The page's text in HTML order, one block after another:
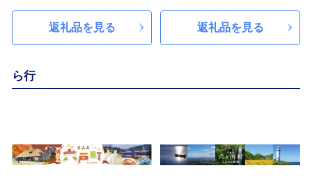
慢で、漁業ではホタテをはじめ、
地域団体商標に登録された「横浜
か、畜産を含めた多くの農産物、
ィバル」には多くの観光客が訪れ
ます。
返礼品を見る
半農半漁の村として自然と共生
し、「海と人」「大地と人」「人
いながらも海と大地と人の繋がり
の強さを信じて、それを守り続け
返礼品を見る
ら行